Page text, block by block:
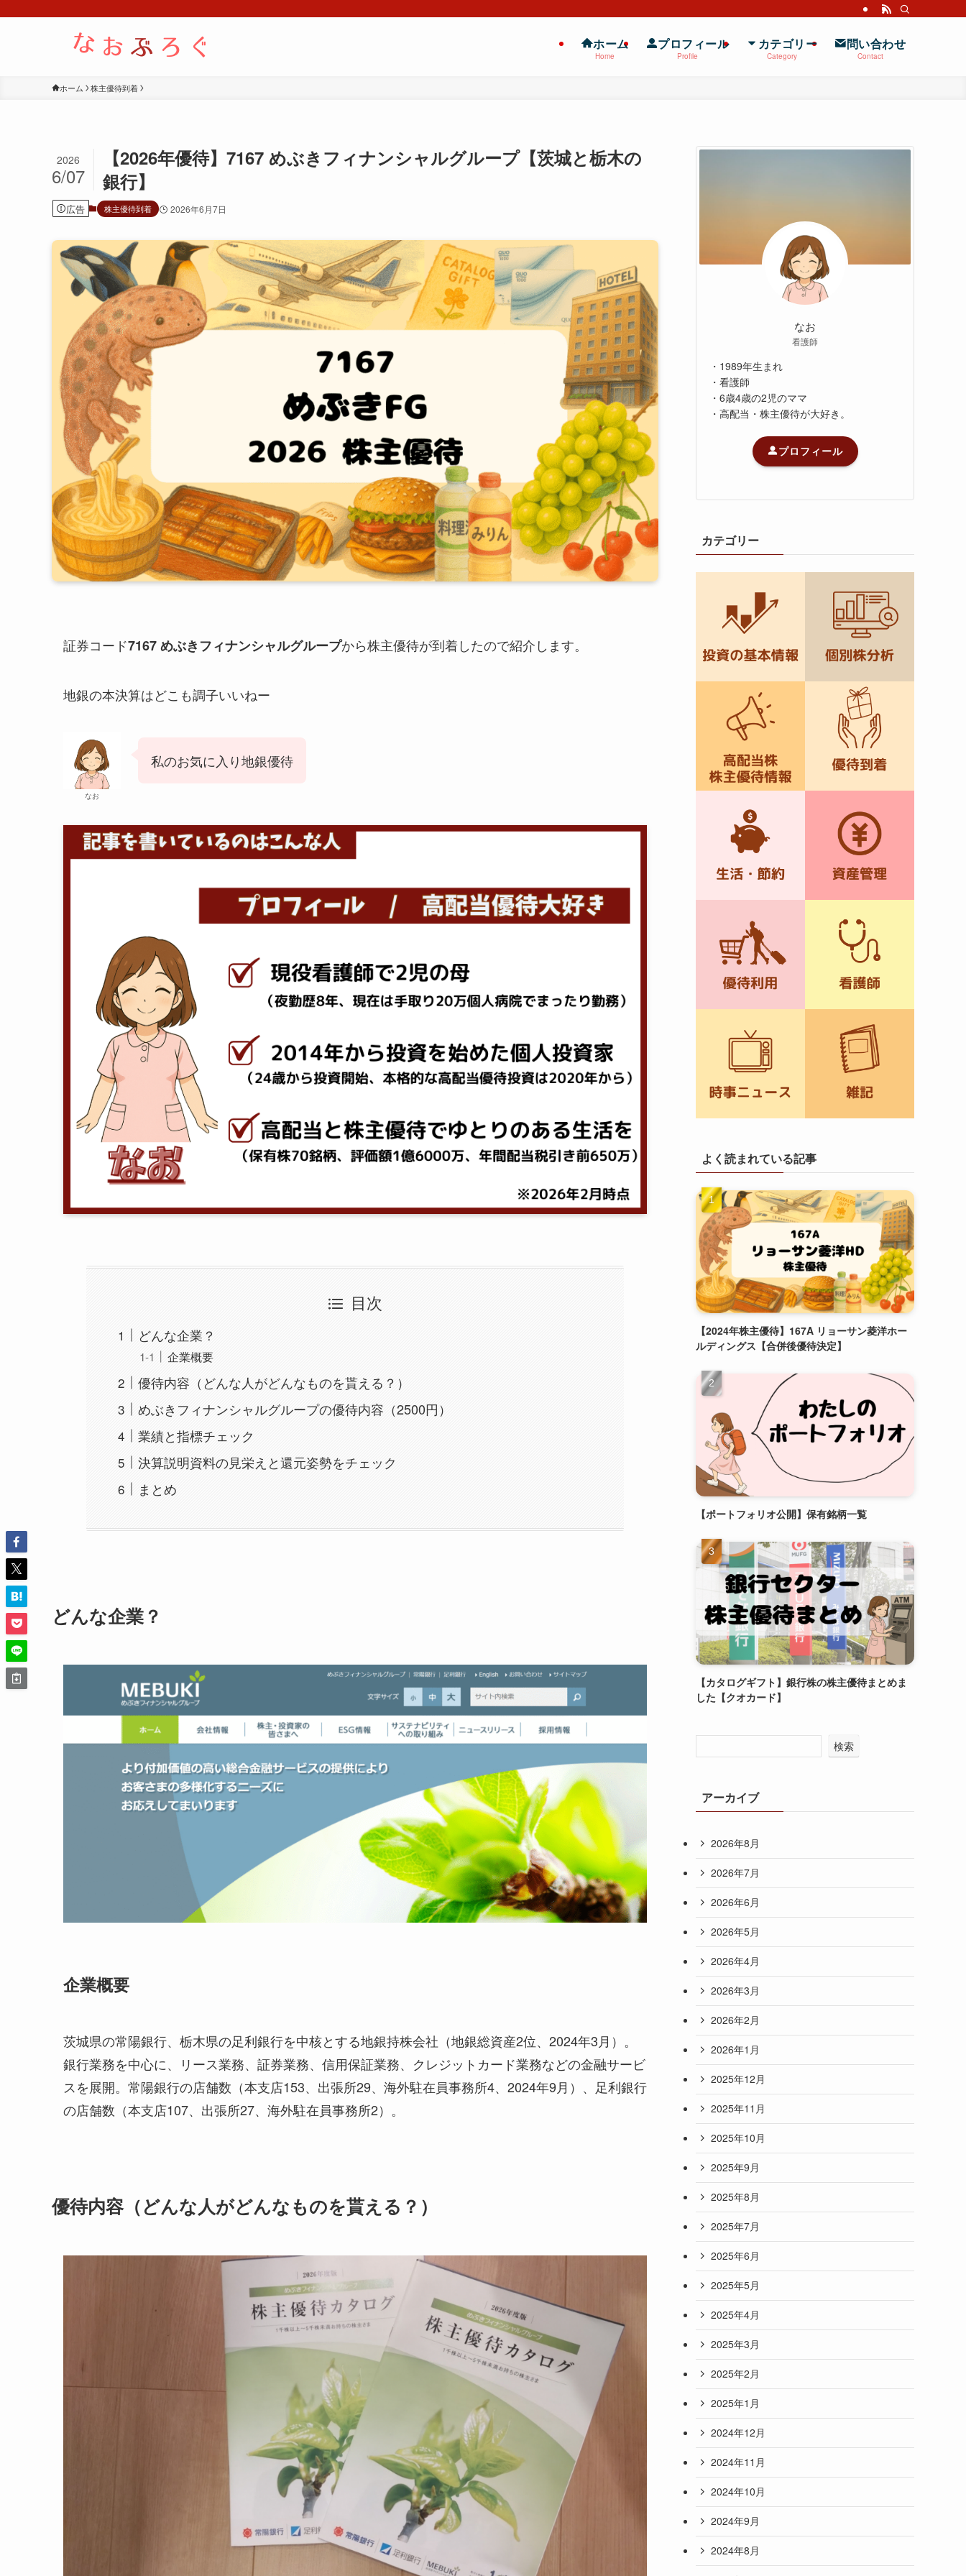
ホーム
Home
プロフィール
Profile
カテゴリー
Category
問い合わせ
Contact
ホーム 株主優待到着
【2026年優待】7167 めぶきフィナンシャルグループ【茨城と栃木の
銀行】
2026
6/07
広告 株主優待到着 2026年6月7日
証券コード7167 めぶきフィナンシャルグループから株主優待が到着したので紹介します。
地銀の本決算はどこも調子いいねー
なお
私のお気に入り地銀優待
目次
どんな企業？
企業概要
優待内容（どんな人がどんなものを貰える？）
めぶきフィナンシャルグループの優待内容（2500円）
業績と指標チェック
決算説明資料の見栄えと還元姿勢をチェック
まとめ
どんな企業？
企業概要
茨城県の常陽銀行、栃木県の足利銀行を中核とする地銀持株会社（地銀総資産2位、2024年3月）。
銀行業務を中心に、リース業務、証券業務、信用保証業務、クレジットカード業務などの金融サービ
スを展開。常陽銀行の店舗数（本支店153、出張所29、海外駐在員事務所4、2024年9月）、足利銀行
の店舗数（本支店107、出張所27、海外駐在員事務所2）。
優待内容（どんな人がどんなものを貰える？）
なお
看護師
・1989年生まれ
・看護師
・6歳4歳の2児のママ
・高配当・株主優待が大好き。
プロフィール
カテゴリー
よく読まれている記事
【2024年株主優待】167A リョーサン菱洋ホー
ルディングス【合併後優待決定】
【ポートフォリオ公開】保有銘柄一覧
【カタログギフト】銀行株の株主優待まとめま
した【クオカード】
検索
アーカイブ
2026年8月
2026年7月
2026年6月
2026年5月
2026年4月
2026年3月
2026年2月
2026年1月
2025年12月
2025年11月
2025年10月
2025年9月
2025年8月
2025年7月
2025年6月
2025年5月
2025年4月
2025年3月
2025年2月
2025年1月
2024年12月
2024年11月
2024年10月
2024年9月
2024年8月